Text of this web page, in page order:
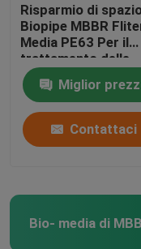
Risparmio di
Biopipe MBBR
Media PE63 Per il
trattamento delle
acque reflue / RAS
tecnologia A2/O di
colore bianco
Miglior
Contattaci
Bio- media di